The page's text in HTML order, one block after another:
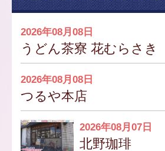
2026年08月08日
うどん茶寮 花むらさき
2026年08月08日
つるや本店
2026年08月07日
北野珈琲